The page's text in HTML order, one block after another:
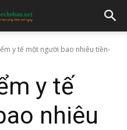
y tế một người bao nhiêu tiền-
y tế
nhiêu